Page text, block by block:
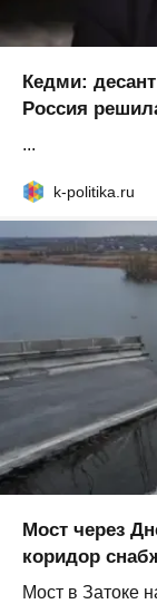
Кедми:
Россия
...
k-politika.ru
Мост через
коридор
Мост в Затоке